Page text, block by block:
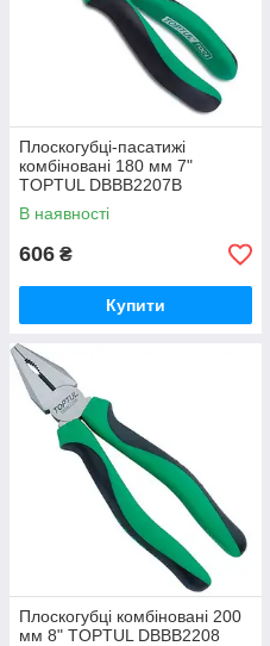
Плоскогубці-пасатижі
комбіновані 180 мм 7"
TOPTUL DBBB2207B
В наявності
606 ₴
Купити
Плоскогубці комбіновані 200
мм 8" TOPTUL DBBB2208